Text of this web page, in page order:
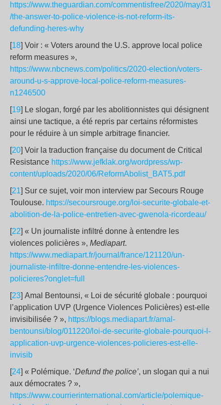
https://www.theguardian.com/commentisfree/2020/may/31
/the-answer-to-police-violence-is-not-reform-its-
defunding-heres-why
[18] Voir : « Voters around the U.S. approve local police
reform measures »,
https://www.nbcnews.com/politics/2020-election/voters-
around-u-s-approve-local-police-reform-measures-
n1246500
[19] Le slogan, forgé par les abolitionnistes qui désignent
ainsi une tactique, a été repris par certains réformistes
pour le réduire à un simple arbitrage financier.
[20] Voir la traduction française du document de Critical
Resistance https://www.jefklak.org/wordpress/wp-
content/uploads/2020/06/ReformAbolist_BAT5.pdf
[21] Sur ce sujet, voir mon interview par Secours Rouge
Toulouse. https://secoursrouge.org/loi-securite-globale-et-
abolition-de-la-police-entretien-avec-gwenola-ricordeau/
[22] « Un journaliste infiltré donne à entendre les
violences policières », Mediapart.
https://www.mediapart.fr/journal/france/121120/un-
journaliste-infiltre-donne-entendre-les-violences-
policieres?onglet=full
[23] Amal Bentounsi, « Loi de sécurité globale : pourquoi
l’application UVP (Urgence Violences Policières) est-elle
invisibilisée ? », https://blogs.mediapart.fr/amal-
bentounsi/blog/011220/loi-de-securite-globale-pourquoi-l-
application-uvp-urgence-violences-policieres-est-elle-
invisib
[24] « Polémique. ‘Defund the police’, un slogan qui a nui
aux démocrates ? »,
https://www.courrierinternational.com/article/polemique-